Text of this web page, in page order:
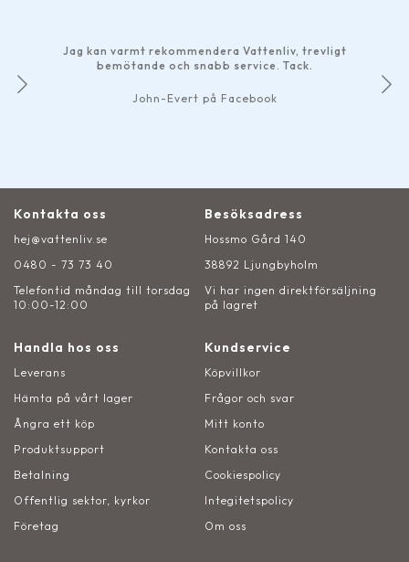
Jag kan varmt rekommendera Vattenliv, trevligt
bemötande och snabb service. Tack.
John-Evert på Facebook
Kontakta oss
hej@vattenliv.se
0480 - 73 73 40
Telefontid måndag till torsdag
10:00-12:00
Besöksadress
Hossmo Gård 140
38892 Ljungbyholm
Vi har ingen direktförsäljning
på lagret
Handla hos oss
Leverans
Hämta på vårt lager
Ångra ett köp
Produktsupport
Betalning
Offentlig sektor, kyrkor
Företag
Kundservice
Köpvillkor
Frågor och svar
Mitt konto
Kontakta oss
Cookiespolicy
Integitetspolicy
Om oss